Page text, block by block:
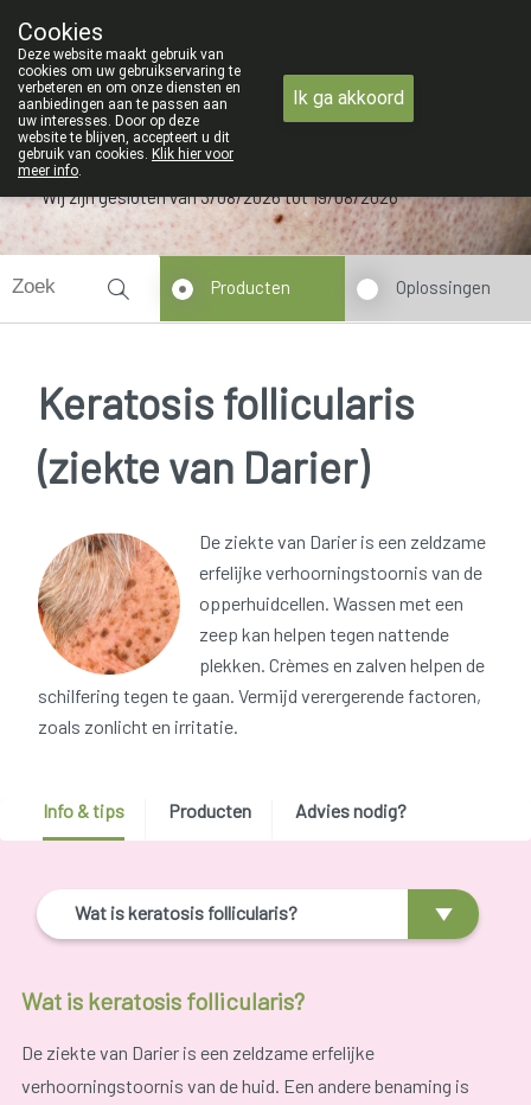
09 228 32 36
Wij zijn gesloten van 3/08/2026 tot 19/08/2026
Producten Oplossingen
Keratosis follicularis
(ziekte van Darier)
De ziekte van Darier is een zeldzame
erfelijke verhoorningstoornis van de
opperhuidcellen. Wassen met een
zeep kan helpen tegen nattende
plekken. Crèmes en zalven helpen de
schilfering tegen te gaan. Vermijd verergerende factoren,
zoals zonlicht en irritatie.
Info & tips Producten Advies nodig?
Wat is keratosis follicularis?
Wat is keratosis follicularis?
De ziekte van Darier is een zeldzame erfelijke
verhoorningstoornis van de huid. Een andere benaming is
Cookies
Deze website maakt gebruik van
cookies om uw gebruikservaring te
verbeteren en om onze diensten en
aanbiedingen aan te passen aan
uw interesses. Door op deze
website te blijven, accepteert u dit
gebruik van cookies. Klik hier voor
meer info.
Ik ga akkoord